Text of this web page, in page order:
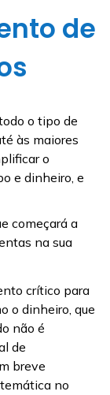
de
o tipo de
às maiores
o
e dinheiro, e
começará a
na sua
crítico para
o dinheiro, que
não é
de
breve
no